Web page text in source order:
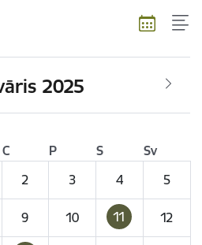
2025
C P S
Sv
2 3 4 5
9 10 11 12